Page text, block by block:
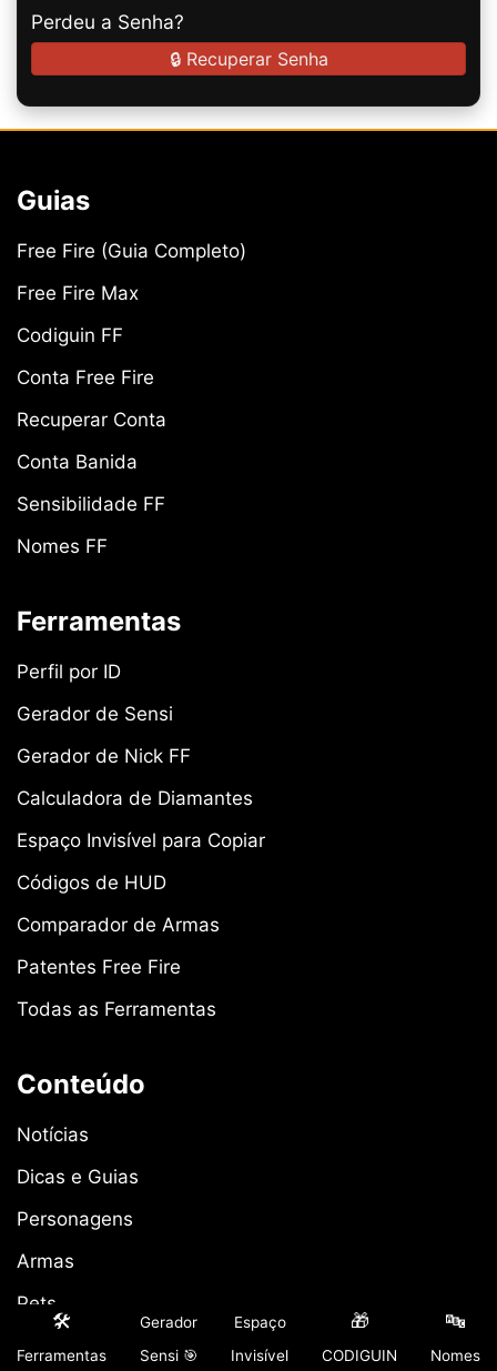
Perdeu a Senha?
🔒 Recuperar Senha
Guias
Free Fire (Guia Completo)
Free Fire Max
Codiguin FF
Conta Free Fire
Recuperar Conta
Conta Banida
Sensibilidade FF
Nomes FF
Ferramentas
Perfil por ID
Gerador de Sensi
Gerador de Nick FF
Calculadora de Diamantes
Espaço Invisível para Copiar
Códigos de HUD
Comparador de Armas
Patentes Free Fire
Todas as Ferramentas
Conteúdo
Notícias
Dicas e Guias
Personagens
Armas
Pets
Guildas
🛠️
Ferramentas
Gerador
Sensi 🎯
Espaço
Invisível
🎁
CODIGUIN
🔤
Nomes